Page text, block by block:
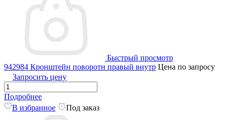
Быстрый просмотр
942984 Кронштейн поворотн правый внутр Цена по запросу
Запросить цену
Подробнее
В избранное
Под заказ